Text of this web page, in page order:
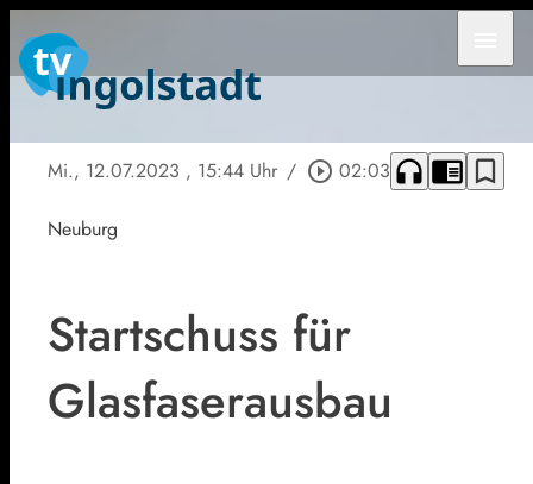
Mi., 12.07.2023 , 15:44 Uhr / play_circle_outline 02:03 headphones chrome_reader_mode bookmark_border
Neuburg
Startschuss für
Glasfaserausbau